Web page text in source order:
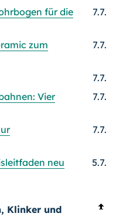
für die
7.7.
zum
7.7.
7.7.
Vier
7.7.
7.7.
neu
5.7.
Klinker und